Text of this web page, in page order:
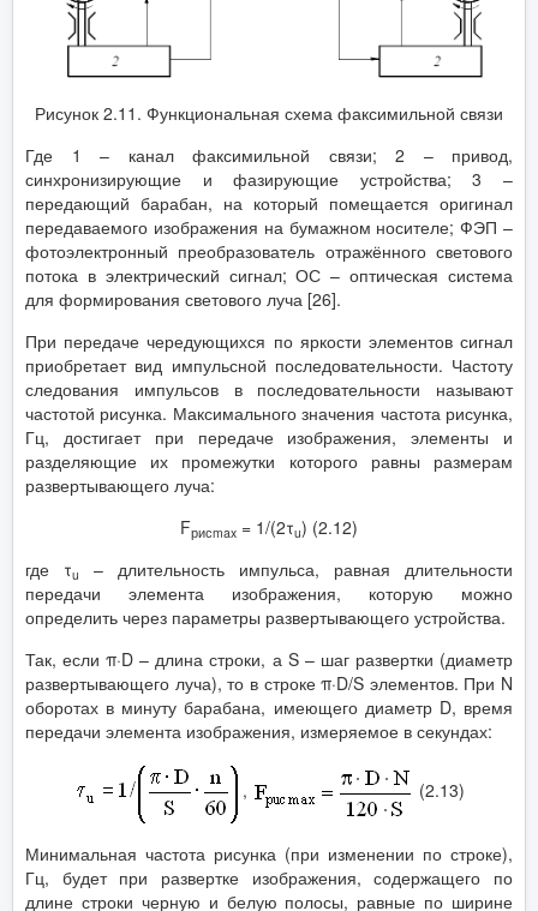
Рисунок 2.11. Функциональная схема факсимильной связи
Где 1 – канал факсимильной связи; 2 – привод,
синхронизирующие и фазирующие устройства; 3 –
передающий барабан, на который помещается оригинал
передаваемого изображения на бумажном носителе; ФЭП –
фотоэлектронный преобразователь отражённого светового
потока в электрический сигнал; ОС – оптическая система
для формирования светового луча [26].
При передаче чередующихся по яркости элементов сигнал
приобретает вид импульсной последовательности. Частоту
следования импульсов в последовательности называют
частотой рисунка. Максимального значения частота рисунка,
Гц, достигает при передаче изображения, элементы и
разделяющие их промежутки которого равны размерам
развертывающего луча:
Fрисmax = 1/(2τu) (2.12)
где τu
– длительность импульса, равная длительности
передачи элемента изображения, которую можно
определить через параметры развертывающего устройства.
Так, если π·D – длина строки, а S – шаг развертки (диаметр
развертывающего луча), то в строке π·D/S элементов. При N
оборотах в минуту барабана, имеющего диаметр D, время
передачи элемента изображения, измеряемое в секундах:
, (2.13)
Минимальная частота рисунка (при изменении по строке),
Гц, будет при развертке изображения, содержащего по
длине строки черную и белую полосы, равные по ширине